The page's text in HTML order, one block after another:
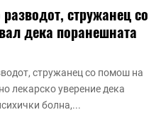
стружанец со
дека поранешната
стружанец со помош на
лекарско уверение дека
болна,...